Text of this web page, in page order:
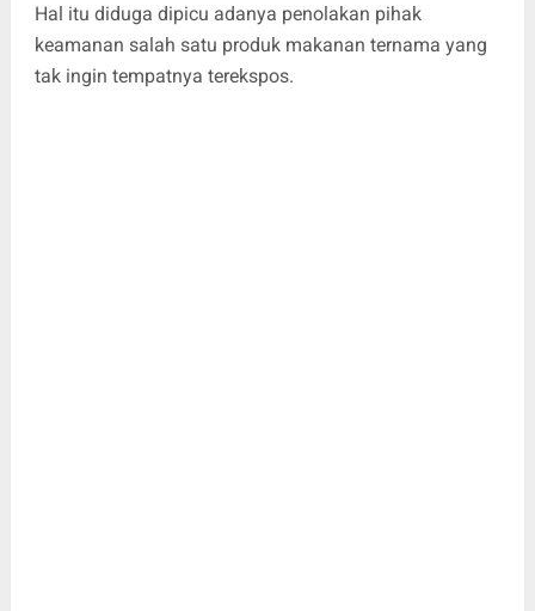
Hal itu diduga dipicu adanya penolakan pihak
keamanan salah satu produk makanan ternama yang
tak ingin tempatnya terekspos.